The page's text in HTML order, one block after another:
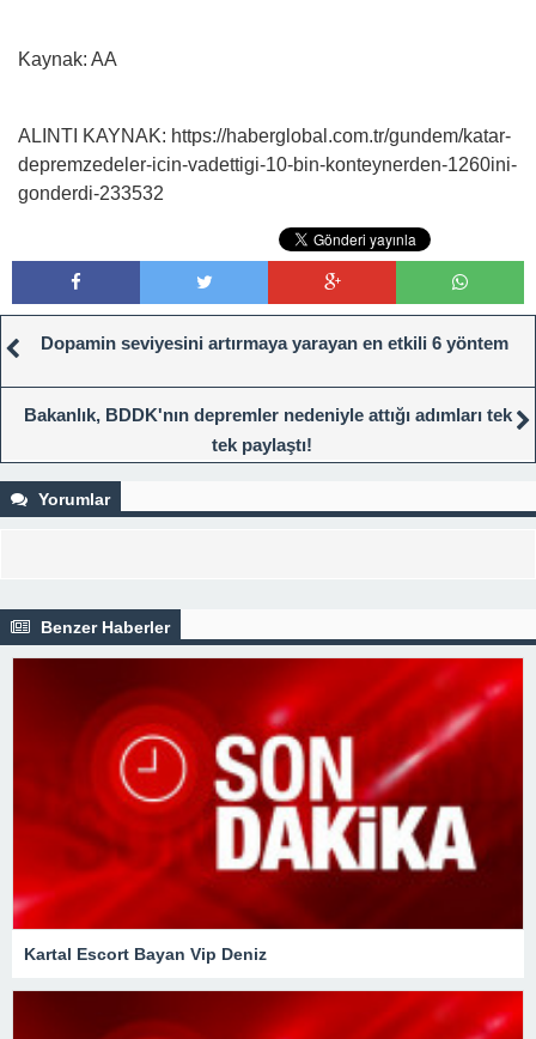
Kaynak: AA
ALINTI KAYNAK: https://haberglobal.com.tr/gundem/katar-
depremzedeler-icin-vadettigi-10-bin-konteynerden-1260ini-
gonderdi-233532
Dopamin seviyesini artırmaya yarayan en etkili 6 yöntem
Bakanlık, BDDK'nın depremler nedeniyle attığı adımları tek
tek paylaştı!
Yorumlar
Benzer Haberler
Kartal Escort Bayan Vip Deniz